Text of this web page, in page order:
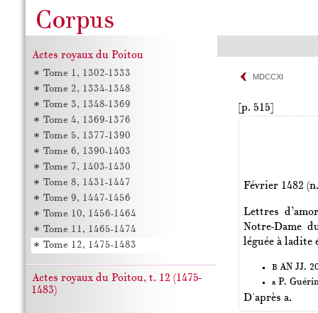
MDCCXI
[p. 515]
Février 1482
Lettres
Notre-Dame
léguée à ladite
B AN JJ.
aP.
D'après a.
Actes royaux du Poitou
Tome 1, 1302-1333
Tome 2, 1334-1348
Tome 3, 1348-1369
Tome 4, 1369-1376
Tome 5, 1377-1390
Tome 6, 1390-1403
Tome 7, 1403-1430
Tome 8, 1431-1447
Tome 9, 1447-1456
Tome 10, 1456-1464
Tome 11, 1465-1474
Tome 12, 1475-1483
Actes royaux du Poitou, t. 12 (1475-
1483)